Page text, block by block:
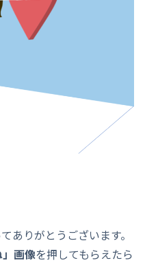
ありがとうございます。
画像を押してもらえたら